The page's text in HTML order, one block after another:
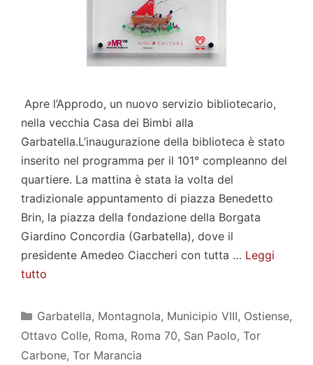
Apre l’Approdo, un nuovo servizio bibliotecario,
nella vecchia Casa dei Bimbi alla
Garbatella.L’inaugurazione della biblioteca è stato
inserito nel programma per il 101° compleanno del
quartiere. La mattina è stata la volta del
tradizionale appuntamento di piazza Benedetto
Brin, la piazza della fondazione della Borgata
Giardino Concordia (Garbatella), dove il
presidente Amedeo Ciaccheri con tutta … Leggi
tutto
Categorie
Garbatella, Montagnola, Municipio VIII, Ostiense,
Ottavo Colle, Roma, Roma 70, San Paolo, Tor
Carbone, Tor Marancia